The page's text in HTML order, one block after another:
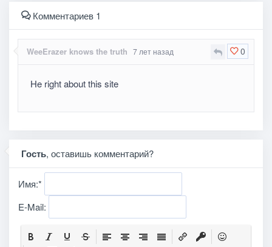
Комментариев 1
0
WeeErazer knows the truth 7 лет назад
He right about this site
Гость, оставишь комментарий?
Имя:*
E-Mail: